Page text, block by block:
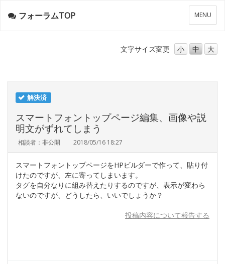
メ
ニ
ー
MENU
フォーラムTOP
文字サイズ変更 小 中 大
解決済
スマートフォントップページ編集、画像や説
明文がずれてしまう
相談者：非公開 2018/05/16 18:27
スマートフォントップページをHPビルダーで作って、貼り付
けたのですが、左に寄ってしまいます。
タグを自分なりに組み替えたりするのですが、表示が変わら
ないのですが、どうしたら、いいでしょうか？
投稿内容について報告する